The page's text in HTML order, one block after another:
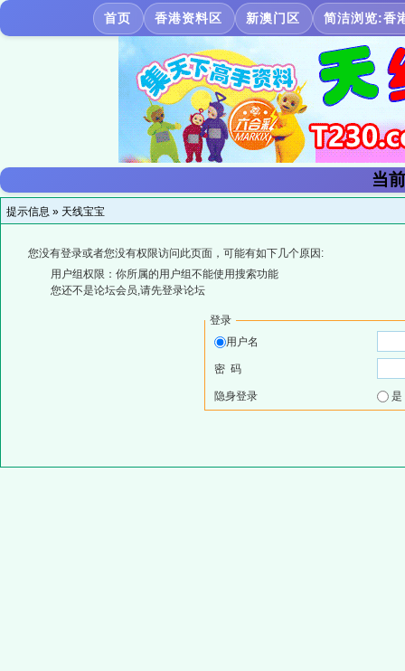
首页 香港资料区 新澳门区 简洁浏览:香
当
提示信息 » 天线宝宝
您没有登录或者您没有权限访问此页面，可能有如下几个原因:
用户组权限：你所属的用户组不能使用搜索功能
您还不是论坛会员,请先登录论坛
登录
用户名
密 码
隐身登录